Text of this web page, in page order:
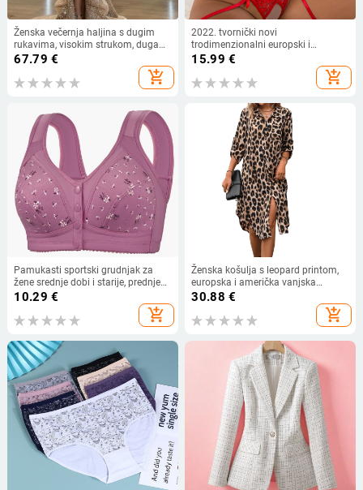
Ženska večernja haljina s dugim
rukavima, visokim strukom, duga
suknja, metalni sprej materijal,
67.79 €
add_shopping_cart
2022. tvornički novi
trodimenzionalni europski i
američki slatko-pikantni čipkasti
bodi, seksi iskušenje, vanjska
trgovina, donje rublje, seksi
15.99 €
add_shopping_cart
Pamukasti sportski grudnjak za
žene srednje dobi i starije, prednje
kopčanje, tanke šalice, otisak, bez
10.29 €
add_shopping_cart
Ženska košulja s leopard printom,
europska i američka vanjska
trgovina, tkana haljina s rukavima i
sedam točaka, široka modna
ženska midi haljina s razdjelnim
30.88 €
add_shopping_cart